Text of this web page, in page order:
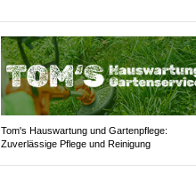
Tom's Hauswartung und Gartenpflege:
Zuverlässige Pflege und Reinigung